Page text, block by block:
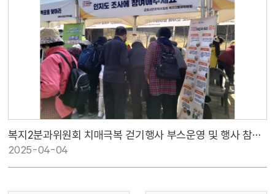
복지2분과위원회 치매극복 걷기행사 부스운영 및 행사 참여 사진
2025-04-04